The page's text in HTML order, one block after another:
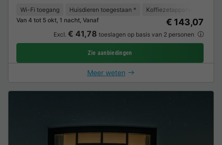
Wi-Fi toegang Huisdieren toegestaan * Koffiezetapparaat
Van 4 tot 5 okt, 1 nacht, Vanaf
€ 143,07
Excl. € 41,78 toeslagen op basis van 2 personen
Zie aanbiedingen
Meer weten